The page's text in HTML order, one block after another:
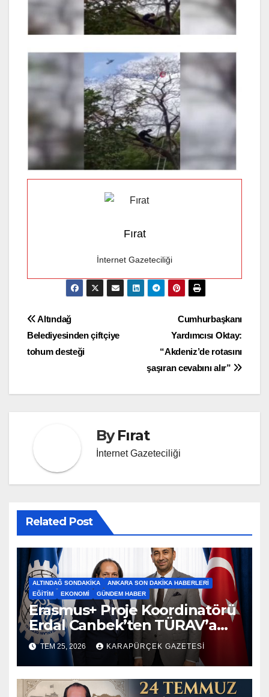
Fırat
İnternet Gazeteciliği
Yazı
gezinmesi
Cumhurbaşkanı
Yardımcısı Oktay:
“Akdeniz’de rotasını
şaşıran cevabını alır”
Altındağ
Belediyesinden çiftçiye
tohum desteği
ByFırat
İnternet Gazeteciliği
Related Post
ALTINDAĞ SONDAKIKA
ANKARA SON DAKIKA HABERLERI
EĞITIM
EKONOMI GÜNDEM HABER
Erasmus+ Proje Koordinatörü
Erdal Canbek’ten TÜRAV’a
Ziyaret…2026
TEM 25, 2026 KARAPÜRÇEK GAZETESİ